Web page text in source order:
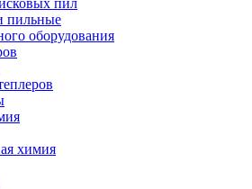
пил
пильные
оборудования
химия